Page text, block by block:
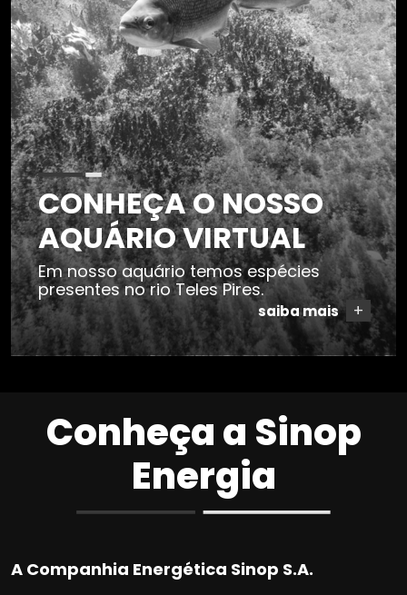
CONHEÇA O NOSSO
AQUÁRIO VIRTUAL
Em nosso aquário temos espécies
presentes no rio Teles Pires.
saiba mais +
Energia
(CES) é responsável pela construção e operação da
Usina Hidrelétrica (UHE) Sinop. Uma sociedade de